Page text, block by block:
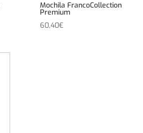
Mochila FrancoCollection
Premium
60,40€